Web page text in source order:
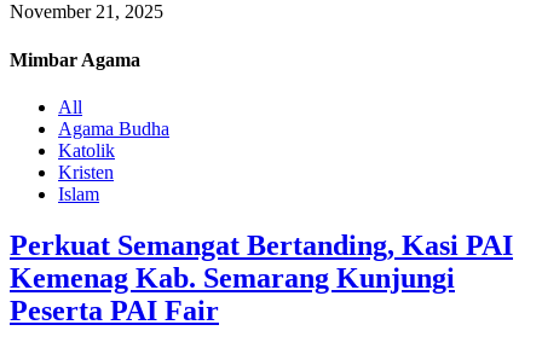
November 21, 2025
Mimbar Agama
All
Agama Budha
Katolik
Kristen
Islam
Perkuat Semangat Bertanding, Kasi PAI
Kemenag Kab. Semarang Kunjungi
Peserta PAI Fair